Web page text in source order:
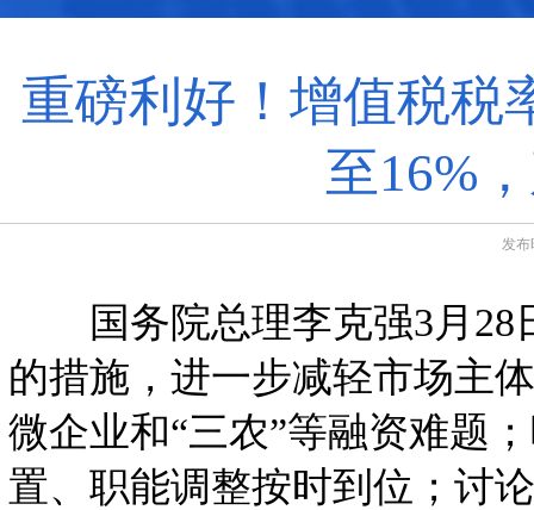
重磅利好！增值税税
至16%
发
国务院总理李克强3月28
的措施，进一步减轻市场主
微企业和“三农”等融资难题
置、职能调整按时到位；讨